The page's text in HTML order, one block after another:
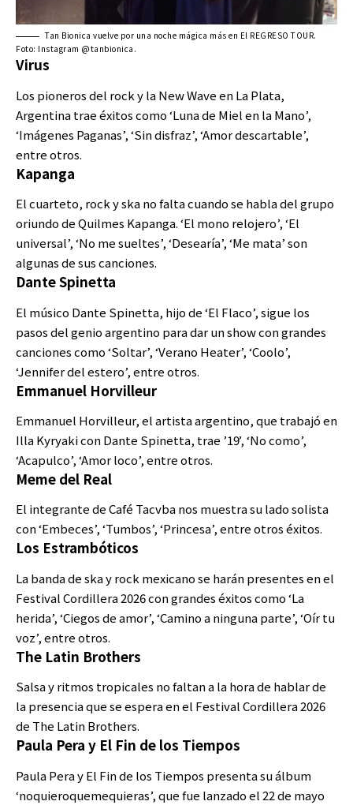
Tan Bionica vuelve por una noche mágica más en El REGRESO TOUR.
Foto: Instagram @tanbionica.
Virus
Los pioneros del rock y la New Wave en La Plata,
Argentina trae éxitos como ‘Luna de Miel en la Mano’,
‘Imágenes Paganas’, ‘Sin disfraz’, ‘Amor descartable’,
entre otros.
Kapanga
El cuarteto, rock y ska no falta cuando se habla del grupo
oriundo de Quilmes Kapanga. ‘El mono relojero’, ‘El
universal’, ‘No me sueltes’, ‘Desearía’, ‘Me mata’ son
algunas de sus canciones.
Dante Spinetta
El músico Dante Spinetta, hijo de ‘El Flaco’, sigue los
pasos del genio argentino para dar un show con grandes
canciones como ‘Soltar’, ‘Verano Heater’, ‘Coolo’,
‘Jennifer del estero’, entre otros.
Emmanuel Horvilleur
Emmanuel Horvilleur, el artista argentino, que trabajó en
Illa Kyryaki con Dante Spinetta, trae ’19’, ‘No como’,
‘Acapulco’, ‘Amor loco’, entre otros.
Meme del Real
El integrante de Café Tacvba nos muestra su lado solista
con ‘Embeces’, ‘Tumbos’, ‘Princesa’, entre otros éxitos.
Los Estrambóticos
La banda de ska y rock mexicano se harán presentes en el
Festival Cordillera 2026 con grandes éxitos como ‘La
herida’, ‘Ciegos de amor’, ‘Camino a ninguna parte’, ‘Oír tu
voz’, entre otros.
The Latin Brothers
Salsa y ritmos tropicales no faltan a la hora de hablar de
la presencia que se espera en el Festival Cordillera 2026
de The Latin Brothers.
Paula Pera y El Fin de los Tiempos
Paula Pera y El Fin de los Tiempos presenta su álbum
‘noquieroquemequieras’, que fue lanzado el 22 de mayo